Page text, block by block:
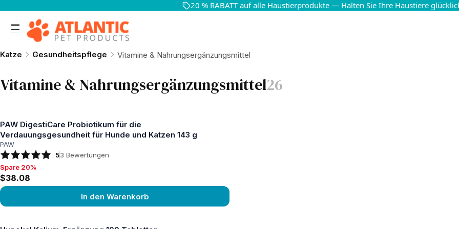
20 % RABATT auf alle Haustierprodukte — Halten Sie Ihre Haustiere
Katze Gesundheitspflege Vitamine & Nahrungsergänzungsmittel
Vitamine & Nahrungsergänzungsmittel26
PAW DigestiCare Probiotikum für die
Verdauungsgesundheit für Hunde und Katzen 143 g
PAW
53 Bewertungen
Spare 20%, $38.08
Spare 20%
$38.08
In den Warenkorb